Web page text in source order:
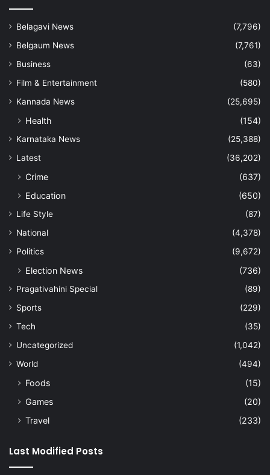
Belagavi News
(7,796)
Belgaum News
(7,761)
Business
(63)
Film & Entertainment
(580)
Kannada News
(25,695)
Health (154)
Karnataka News
(25,388)
Latest
(36,202)
Crime
(637)
Education
(650)
Life Style
(87)
National
(4,378)
Politics
(9,672)
Election News (736)
Pragativahini Special
(89)
Sports
(229)
Tech
(35)
Uncategorized
(1,042)
World
(494)
Foods
(15)
Games
(20)
Travel
(233)
Last Modified Posts